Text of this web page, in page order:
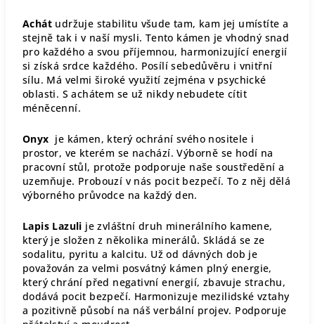
Achát udržuje stabilitu všude tam, kam jej umístíte a
stejně tak i v naší mysli. Tento kámen je vhodný snad
pro každého a svou příjemnou, harmonizující energií
si získá srdce každého. Posílí sebedůvěru i vnitřní
sílu. Má velmi široké využití zejména v psychické
oblasti. S achátem se už nikdy nebudete cítit
méněcenní.
Onyx je kámen, který ochrání svého nositele i
prostor, ve kterém se nachází. Výborně se hodí na
pracovní stůl, protože podporuje naše soustředění a
uzemňuje. Probouzí v nás pocit bezpečí. To z něj dělá
výborného průvodce na každý den.
Lapis Lazuli je zvláštní druh minerálního kamene,
který je složen z několika minerálů. Skládá se ze
sodalitu, pyritu a kalcitu. Už od dávných dob je
považován za velmi posvátný kámen plný energie,
který chrání před negativní energií, zbavuje strachu,
dodává pocit bezpečí. Harmonizuje mezilidské vztahy
a pozitivně působí na náš verbální projev. Podporuje